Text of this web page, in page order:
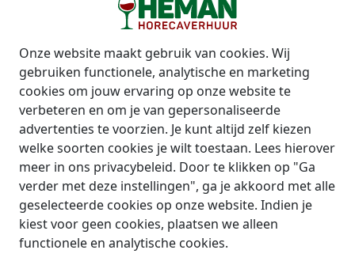
Onze website maakt gebruik van cookies. Wij
gebruiken functionele, analytische en marketing
cookies om jouw ervaring op onze website te
verbeteren en om je van gepersonaliseerde
advertenties te voorzien. Je kunt altijd zelf kiezen
welke soorten cookies je wilt toestaan. Lees hierover
meer in ons privacybeleid. Door te klikken op "Ga
verder met deze instellingen", ga je akkoord met alle
geselecteerde cookies op onze website. Indien je
kiest voor geen cookies, plaatsen we alleen
functionele en analytische cookies.